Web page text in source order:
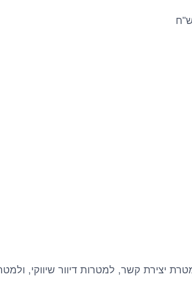
יצירת קשר, למטרות דיוור שיווקי,